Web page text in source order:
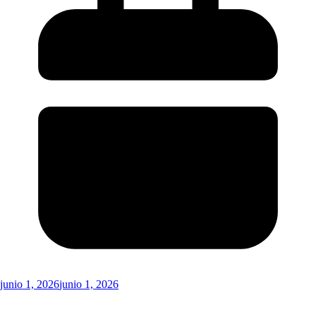
junio 1, 2026junio 1, 2026